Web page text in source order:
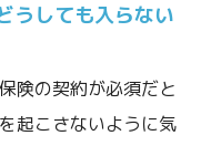
うしても入らない
険の契約が必須だと
起こさないように気